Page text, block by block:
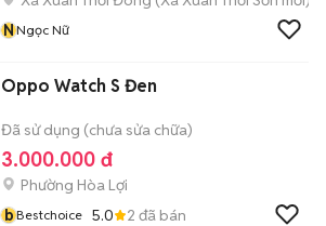
NNgọc Nữ
Oppo Watch S Đen
Đã sử dụng (chưa sửa chữa)
3.000.000 đ
Phường Hòa Lợi
bBestchoice 5.0 2 đã bán